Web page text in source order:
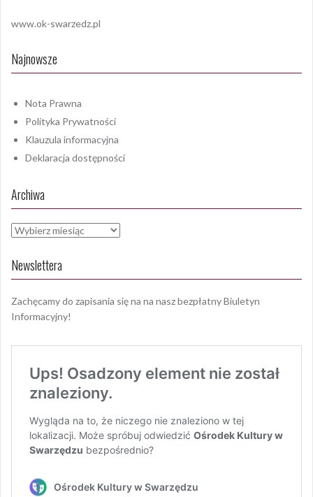
www.ok-swarzedz.pl
Najnowsze
Nota Prawna
Polityka Prywatności
Klauzula informacyjna
Deklaracja dostępności
Archiwa
Archiwa
Newslettera
Zachęcamy do zapisania się na na nasz bezpłatny Biuletyn
Informacyjny!